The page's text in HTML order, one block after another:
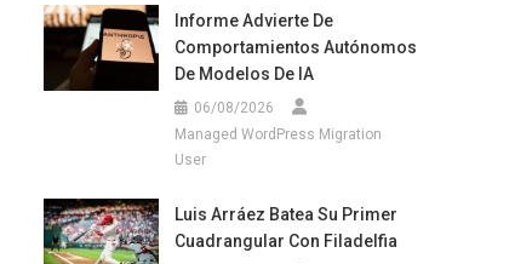
Informe Advierte De
Comportamientos Autónomos
De Modelos De IA
06/08/2026
Managed WordPress Migration
User
Luis Arráez Batea Su Primer
Cuadrangular Con Filadelfia